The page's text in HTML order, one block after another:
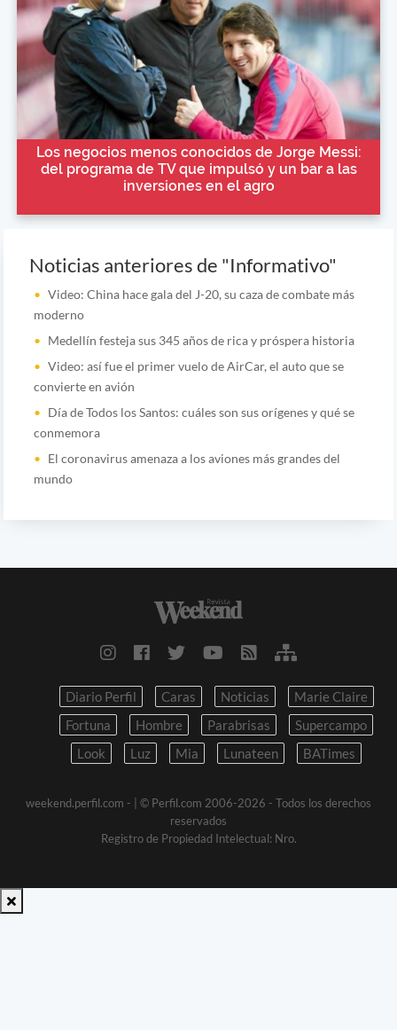
Los negocios menos conocidos de Jorge Messi:
del programa de TV que impulsó y un bar a las
inversiones en el agro
Noticias anteriores de "Informativo"
Video: China hace gala del J-20, su caza de combate más
moderno
Medellín festeja sus 345 años de rica y próspera historia
Video: así fue el primer vuelo de AirCar, el auto que se
convierte en avión
Día de Todos los Santos: cuáles son sus orígenes y qué se
conmemora
El coronavirus amenaza a los aviones más grandes del
mundo
Diario Perfil Caras Noticias
Marie Claire
Fortuna
Hombre Parabrisas
Supercampo
Look
Luz Mia Lunateen BATimes
weekend.perfil.com - | © Perfil.com 2006-2026 - Todos los derechos
reservados
Registro de Propiedad Intelectual: Nro.